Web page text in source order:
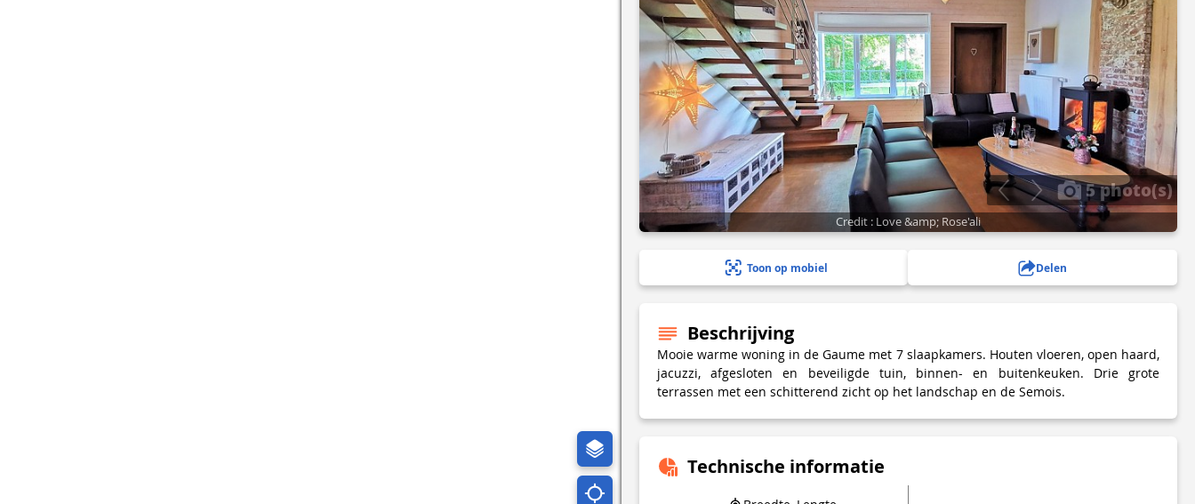
5 photo(s)
Credit : Love &amp; Rose'ali
Toon op mobiel Delen
Beschrijving
Mooie warme woning in de Gaume met 7 slaapkamers. Houten vloeren, open haard,
jacuzzi, afgesloten en beveiligde tuin, binnen- en buitenkeuken. Drie grote
terrassen met een schitterend zicht op het landschap en de Semois.
Technische informatie